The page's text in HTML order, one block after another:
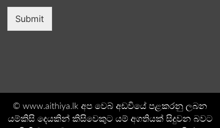
Submit
© www.aithiya.lk අප වෙබ් අඩවියේ පළකරනු ලබන
යම්කිසි දෙයකින් කිසිවෙකුට යම් අගතියක් සිදුවන බවට